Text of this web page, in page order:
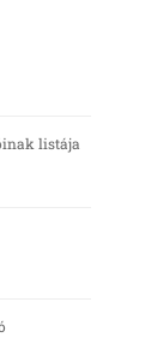
listája